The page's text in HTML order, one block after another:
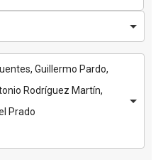
Guillermo Pardo,
Rodríguez Martín,
Prado